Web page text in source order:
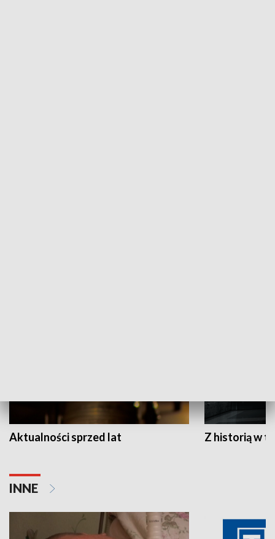
Aktualności sprzed lat Z historią w
INNE